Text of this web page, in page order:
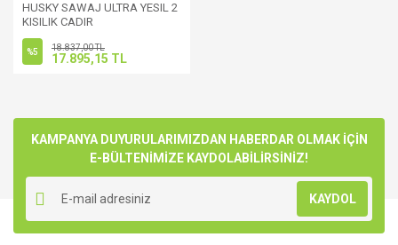
HUSKY SAWAJ ULTRA YESIL 2
KISILIK CADIR
%5 18.837,00 TL
17.895,15 TL
KAMPANYA DUYURULARIMIZDAN HABERDAR OLMAK İÇİN
E-BÜLTENİMİZE KAYDOLABİLİRSİNİZ!
KAYDOL